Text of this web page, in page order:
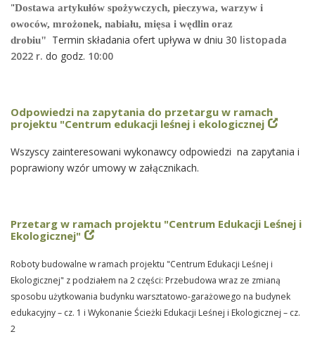
"Dostawa artykułów spożywczych, pieczywa, warzyw i
owoców, mrożonek, nabiału, mięsa i wędlin oraz
drobiu"
Termin składania ofert upływa w dniu 30 listopada
2022 r. do godz. 10:00
Odpowiedzi na zapytania do przetargu w ramach
projektu "Centrum edukacji leśnej i ekologicznej
Wszyscy zainteresowani wykonawcy odpowiedzi na zapytania i
poprawiony wzór umowy w załącznikach.
Przetarg w ramach projektu "Centrum Edukacji Leśnej i
Ekologicznej"
Roboty budowalne w ramach projektu "Centrum Edukacji Leśnej i
Ekologicznej" z podziałem na 2 części: Przebudowa wraz ze zmianą
sposobu użytkowania budynku warsztatowo-garażowego na budynek
edukacyjny – cz. 1 i Wykonanie Ścieżki Edukacji Leśnej i Ekologicznej – cz.
2